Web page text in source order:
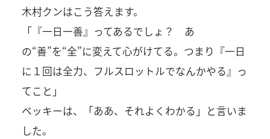
木村クンはこう答えます。
「『一日一善』ってあるでしょ？ あ
の“善”を“全”に変えて心がけてる。つまり『一日
に１回は全力、フルスロットルでなんかやる』っ
てこと」
ベッキーは、「ああ、それよくわかる」と言いま
した。